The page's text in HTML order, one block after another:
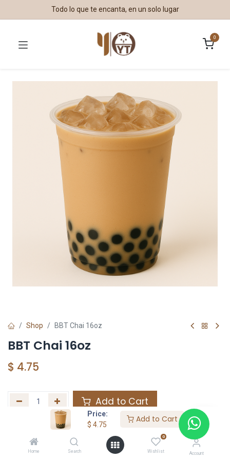
Price:
$ 4.75
Add to Cart
Home Search
0
Wishlist Account
Todo lo que te encanta, en un solo lugar
0
Shop BBT Chai 16oz
BBT Chai 16oz
$ 4.75
Add to Cart
Agregar a la lista de deseos
Share :